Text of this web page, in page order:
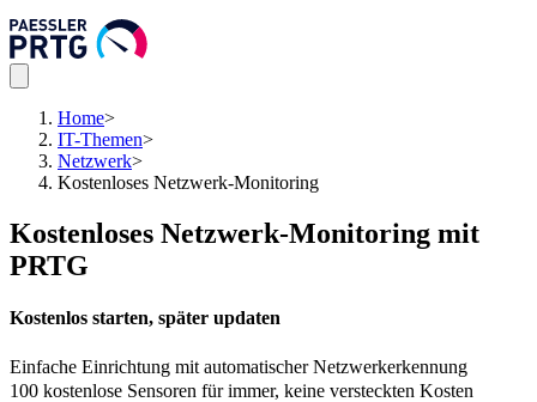
Home>
IT-Themen>
Netzwerk>
Kostenloses Netzwerk-Monitoring
Kostenloses Netzwerk-Monitoring mit
PRTG
Kostenlos starten, später updaten
Einfache Einrichtung mit automatischer Netzwerkerkennung
100 kostenlose Sensoren für immer, keine versteckten Kosten